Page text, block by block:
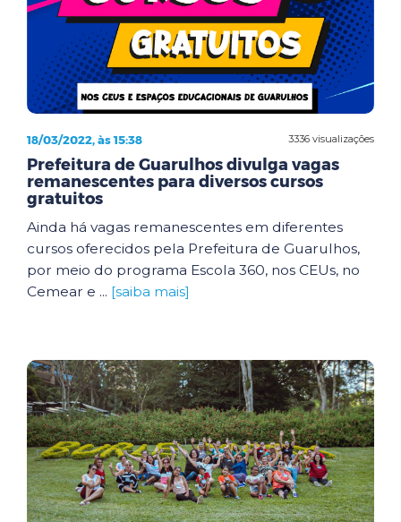
3336 visualizações
18/03/2022, às 15:38
Prefeitura de Guarulhos divulga vagas
remanescentes para diversos cursos
gratuitos
Ainda há vagas remanescentes em diferentes
cursos oferecidos pela Prefeitura de Guarulhos,
por meio do programa Escola 360, nos CEUs, no
Cemear e ... [saiba mais]